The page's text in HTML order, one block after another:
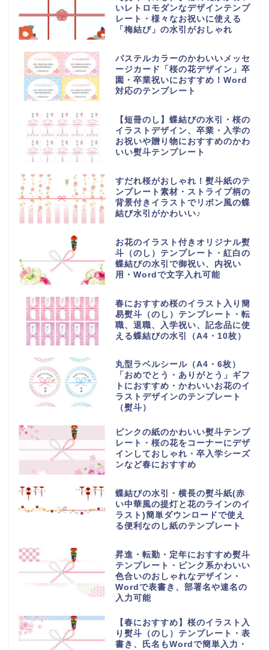
いレトロモダンなデザインテンプ
レート・様々なお祝いに使える
「梅結び」の水引がおしゃれ
パステルカラーのかわいいメッセ
ージカード「桜の花デザイン」卒
園・卒業祝いにおすすめ！Word
対応のテンプレート
【短冊のし】蝶結びの水引・桜の
イラストデザイン、卒業・入学の
お祝いや贈り物におすすめのかわ
いい熨斗テンプレート
すだれ桜がおしゃれ！熨斗紙のテ
ンプレート素材・ストライプ柄の
背景付きイラストでリボン風の蝶
結び水引がかわいい♪
お花のイラスト付きオリジナル熨
斗（のし）テンプレート・紅白の
蝶結びの水引で御祝い、内祝い
用・Wordで文字入れ可能
春におすすめ桜のイラスト入り簡
易熨斗（のし）テンプレート・転
職、退職、入学祝い、記念品に使
える蝶結びの水引（A4・10枚）
丸型ラベルシール（A4・6枚）
「おめでとう・ありがとう」ギフ
トにおすすめ・かわいいお花のイ
ラストデザインのテンプレート
（熨斗）
ピンクの紙のかわいい熨斗テンプ
レート・桜の花をコーナーにデザ
インしておしゃれ・卒入学シーズ
ンなど春におすすめ
蝶結びの水引・横長の熨斗紙(赤
い中華風の提灯と花のラインのイ
ラスト)簡単ダウンロードで使え
る便利なのし紙のテンプレート
昇進・転勤・定年におすすめ熨斗
テンプレート・ピンク系かわいい
色合いのおしゃれなデザイン・
Wordで表書き、部署名や連名の
入力可能
【春におすすめ】桜のイラスト入
り熨斗（のし）テンプレート・表
書き、氏名もWordで簡単入力・